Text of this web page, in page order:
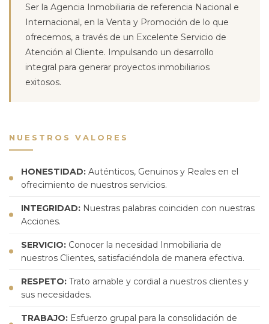
Ser la Agencia Inmobiliaria de referencia Nacional e
Internacional, en la Venta y Promoción de lo que
ofrecemos, a través de un Excelente Servicio de
Atención al Cliente. Impulsando un desarrollo
integral para generar proyectos inmobiliarios
exitosos.
NUESTROS VALORES
HONESTIDAD: Auténticos, Genuinos y Reales en el
ofrecimiento de nuestros servicios.
INTEGRIDAD: Nuestras palabras coinciden con nuestras
Acciones.
SERVICIO: Conocer la necesidad Inmobiliaria de
nuestros Clientes, satisfaciéndola de manera efectiva.
RESPETO: Trato amable y cordial a nuestros clientes y
sus necesidades.
TRABAJO: Esfuerzo grupal para la consolidación de